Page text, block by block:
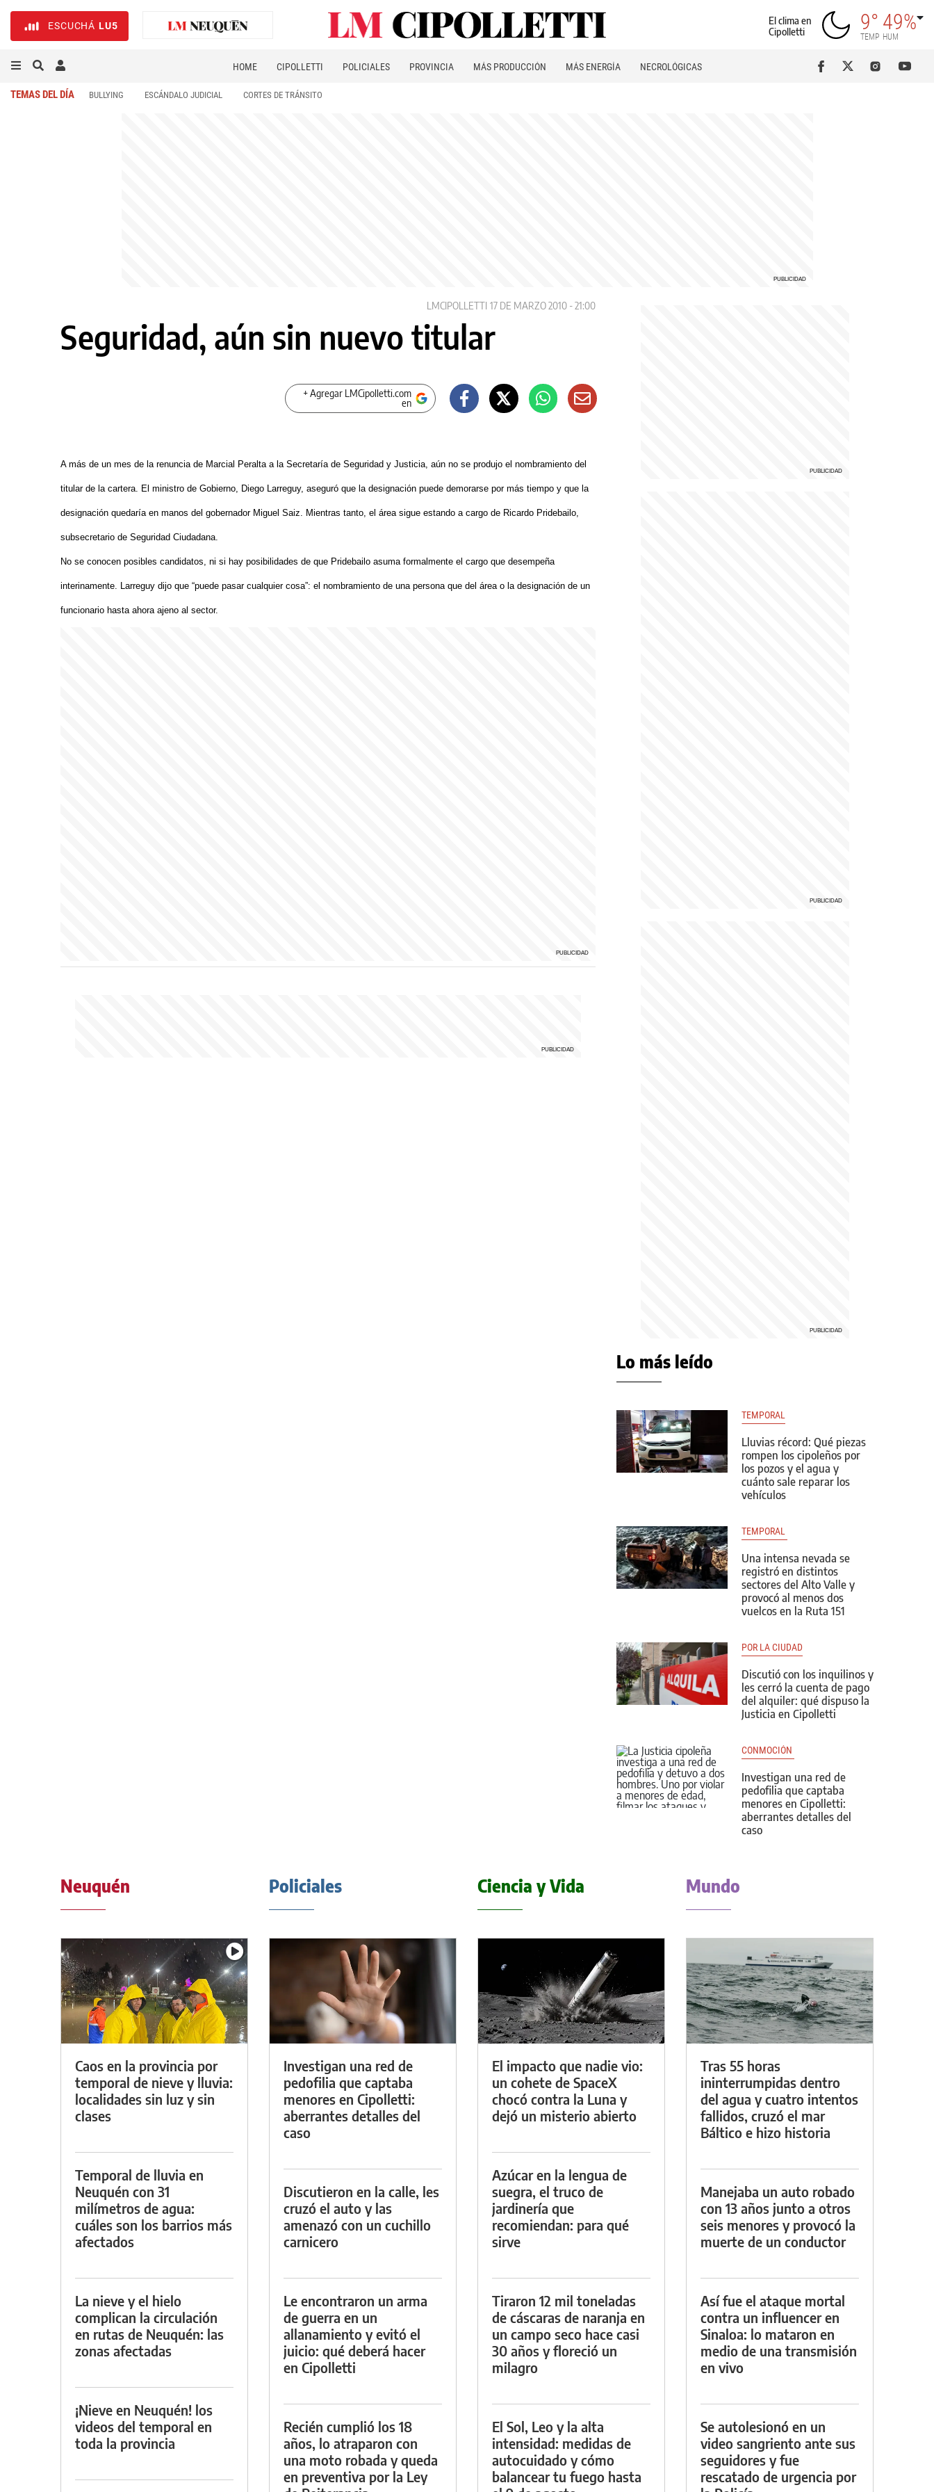
ESCUCHÁ LU5
El clima en
Cipolletti
9°
TEMP
49%
HUM
HOME CIPOLLETTI POLICIALES PROVINCIA MÁS PRODUCCIÓN MÁS ENERGÍA NECROLÓGICAS
TEMAS DEL DÍA BULLYING ESCÁNDALO JUDICIAL CORTES DE TRÁNSITO
LMCIPOLLETTI 17 DE MARZO 2010 - 21:00
Seguridad, aún sin nuevo titular
+ Agregar LMCipolletti.com
en
A más de un mes de la renuncia de Marcial Peralta a la Secretaría de Seguridad y Justicia, aún no se produjo el nombramiento del
titular de la cartera. El ministro de Gobierno, Diego Larreguy, aseguró que la designación puede demorarse por más tiempo y que la
designación quedaría en manos del gobernador Miguel Saiz. Mientras tanto, el área sigue estando a cargo de Ricardo Pridebailo,
subsecretario de Seguridad Ciudadana.
No se conocen posibles candidatos, ni si hay posibilidades de que Pridebailo asuma formalmente el cargo que desempeña
interinamente. Larreguy dijo que “puede pasar cualquier cosa”: el nombramiento de una persona que del área o la designación de un
funcionario hasta ahora ajeno al sector.
Lo más leído
TEMPORAL
Lluvias récord: Qué piezas
rompen los cipoleños por
los pozos y el agua y
cuánto sale reparar los
vehículos
TEMPORAL
Una intensa nevada se
registró en distintos
sectores del Alto Valle y
provocó al menos dos
vuelcos en la Ruta 151
POR LA CIUDAD
Discutió con los inquilinos y
les cerró la cuenta de pago
del alquiler: qué dispuso la
Justicia en Cipolletti
CONMOCIÓN
Investigan una red de
pedofilia que captaba
menores en Cipolletti:
aberrantes detalles del
caso
Neuquén
Caos en la provincia por
temporal de nieve y lluvia:
localidades sin luz y sin
clases
Temporal de lluvia en
Neuquén con 31
milímetros de agua:
cuáles son los barrios más
afectados
La nieve y el hielo
complican la circulación
en rutas de Neuquén: las
zonas afectadas
¡Nieve en Neuquén! los
videos del temporal en
toda la provincia
Policiales
Investigan una red de
pedofilia que captaba
menores en Cipolletti:
aberrantes detalles del
caso
Discutieron en la calle, les
cruzó el auto y las
amenazó con un cuchillo
carnicero
Le encontraron un arma
de guerra en un
allanamiento y evitó el
juicio: qué deberá hacer
en Cipolletti
Recién cumplió los 18
años, lo atraparon con
una moto robada y queda
en preventiva por la Ley
Ciencia y Vida
El impacto que nadie vio:
un cohete de SpaceX
chocó contra la Luna y
dejó un misterio abierto
Azúcar en la lengua de
suegra, el truco de
jardinería que
recomiendan: para qué
sirve
Tiraron 12 mil toneladas
de cáscaras de naranja en
un campo seco hace casi
30 años y floreció un
milagro
El Sol, Leo y la alta
intensidad: medidas de
autocuidado y cómo
balancear tu fuego hasta
Mundo
Tras 55 horas
ininterrumpidas dentro
del agua y cuatro intentos
fallidos, cruzó el mar
Báltico e hizo historia
Manejaba un auto robado
con 13 años junto a otros
seis menores y provocó la
muerte de un conductor
Así fue el ataque mortal
contra un influencer en
Sinaloa: lo mataron en
medio de una transmisión
en vivo
Se autolesionó en un
video sangriento ante sus
seguidores y fue
rescatado de urgencia por